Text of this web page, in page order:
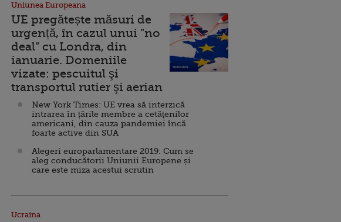
Uniunea Europeana
UE pregătește măsuri de
urgență, în cazul unui ”no
deal” cu Londra, din
ianuarie. Domeniile
vizate: pescuitul şi
transportul rutier şi aerian
New York Times: UE vrea să interzică
intrarea în țările membre a cetăţenilor
americani, din cauza pandemiei încă
foarte active din SUA
Alegeri europarlamentare 2019: Cum se
aleg conducătorii Uniunii Europene și
care este miza acestui scrutin
Ucraina